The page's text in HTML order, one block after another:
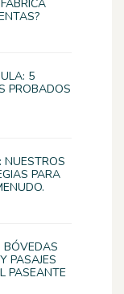
5
PROBADOS
NUESTROS
PARA
BÓVEDAS
PASAJES
PASEANTE